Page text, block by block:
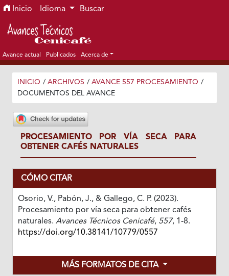
Ir al menú de navegación principal
Ir al contenido principal
Ir al pie de página del sitio
Inicio Idioma Buscar
Avance actual Publicados Acerca de
INICIO / ARCHIVOS / AVANCE 557 PROCESAMIENTO /
DOCUMENTOS DEL AVANCE
PROCESAMIENTO POR VÍA SECA PARA
OBTENER CAFÉS NATURALES
CÓMO CITAR
Osorio, V., Pabón, J., & Gallego, C. P. (2023).
Procesamiento por vía seca para obtener cafés
naturales. Avances Técnicos Cenicafé, 557, 1-8.
https://doi.org/10.38141/10779/0557
MÁS FORMATOS DE CITA